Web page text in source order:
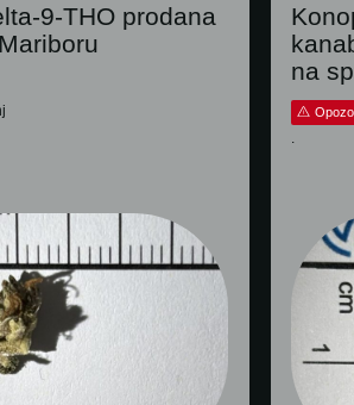
9-THO prodana
na
.